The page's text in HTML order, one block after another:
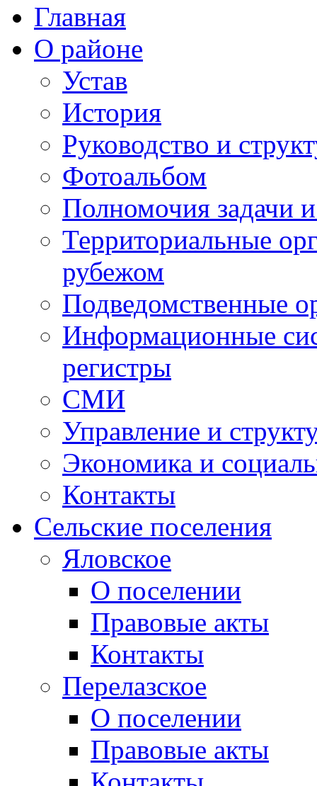
Главная
О районе
Устав
История
Руководство и
Фотоальбом
Полномочия задачи
Территориальные
рубежом
Подведомственные
Информационные
регистры
СМИ
Управление и
Экономика и
Контакты
Сельские поселения
Яловское
О поселении
Правовые акты
Контакты
Перелазское
О поселении
Правовые акты